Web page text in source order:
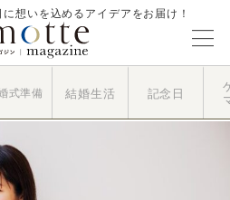
想いを込めるアイデアをお届け！
式準備 結婚生活 記念日